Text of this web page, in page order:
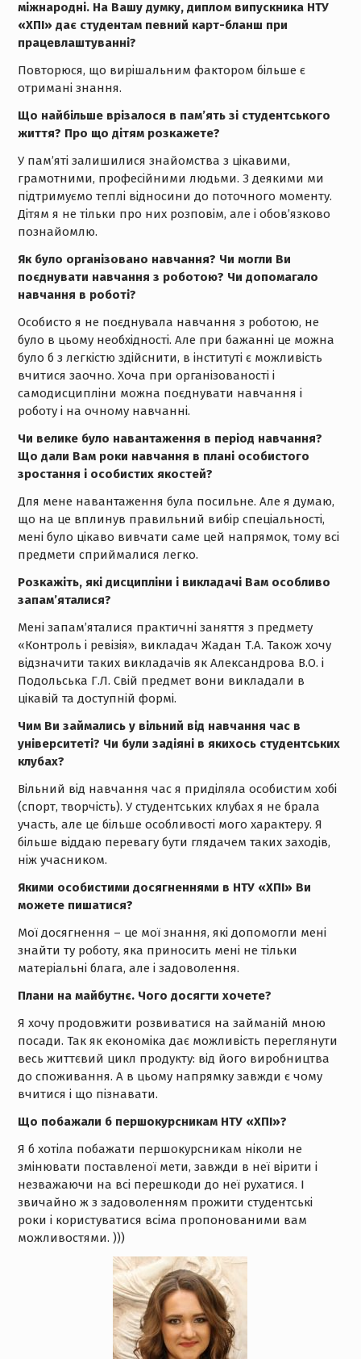
міжнародні. На Вашу думку, диплом випускника НТУ
«ХПІ» дає студентам певний карт-бланш при
працевлаштуванні?
Повторюся, що вирішальним фактором більше є
отримані знання.
Що найбільше врізалося в пам’ять зі студентського
життя? Про що дітям розкажете?
У пам’яті залишилися знайомства з цікавими,
грамотними, професійними людьми. З деякими ми
підтримуємо теплі відносини до поточного моменту.
Дітям я не тільки про них розповім, але і обов’язково
познайомлю.
Як було організовано навчання? Чи могли Ви
поєднувати навчання з роботою? Чи допомагало
навчання в роботі?
Особисто я не поєднувала навчання з роботою, не
було в цьому необхідності. Але при бажанні це можна
було б з легкістю здійснити, в інституті є можливість
вчитися заочно. Хоча при організованості і
самодисципліни можна поєднувати навчання і
роботу і на очному навчанні.
Чи велике було навантаження в період навчання?
Що дали Вам роки навчання в плані особистого
зростання і особистих якостей?
Для мене навантаження була посильне. Але я думаю,
що на це вплинув правильний вибір спеціальності,
мені було цікаво вивчати саме цей напрямок, тому всі
предмети сприймалися легко.
Розкажіть, які дисципліни і викладачі Вам особливо
запам’яталися?
Мені запам’яталися практичні заняття з предмету
«Контроль і ревізія», викладач Жадан Т.А. Також хочу
відзначити таких викладачів як Александрова В.О. і
Подольська Г.Л. Свій предмет вони викладали в
цікавій та доступній формі.
Чим Ви займались у вільний від навчання час в
університеті? Чи були задіяні в якихось студентських
клубах?
Вільний від навчання час я приділяла особистим хобі
(спорт, творчість). У студентських клубах я не брала
участь, але це більше особливості мого характеру. Я
більше віддаю перевагу бути глядачем таких заходів,
ніж учасником.
Якими особистими досягненнями в НТУ «ХПІ» Ви
можете пишатися?
Мої досягнення – це мої знання, які допомогли мені
знайти ту роботу, яка приносить мені не тільки
матеріальні блага, але і задоволення.
Плани на майбутнє. Чого досягти хочете?
Я хочу продовжити розвиватися на займаній мною
посади. Так як економіка дає можливість переглянути
весь життєвий цикл продукту: від його виробництва
до споживання. А в цьому напрямку завжди є чому
вчитися і що пізнавати.
Що побажали б першокурсникам НТУ «ХПІ»?
Я б хотіла побажати першокурсникам ніколи не
змінювати поставленої мети, завжди в неї вірити і
незважаючи на всі перешкоди до неї рухатися. І
звичайно ж з задоволенням прожити студентські
роки і користуватися всіма пропонованими вам
можливостями. )))